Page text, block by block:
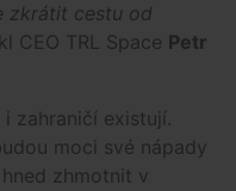
zkrátit cestu od
CEO TRL Space Petr
zahraničí existují.
moci své nápady
zhmotnit v